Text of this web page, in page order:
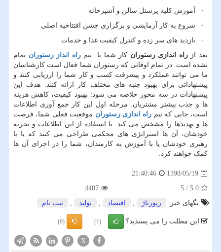
· آموزش کلیه پرسنل سالن و آشپزخانه
· شروع به کار آزمایشی و برگزاری جشن افتتاحیه اصلی
· بازدید های سر زده و کنترل کیفیت غذا و خدمات
بعد ازراه اندازی رستوران کار شما با تیمراه انداز رستوران تمام
نشده است. در تمام اوقاتی که رستوران شما فعال است کارشناسان
ما می توانند عملکرد و پیشرفت کسب و کار شما را ارزیابی کنند و
پیشنهاداتی برای بهبود جنبه های مختلف کار ارائه کنند. هدف این
پیشنهادات در سه محور خلاصه می شود: بهبود کیفیت، کاهش هزینه
ها و جذب بیشتر مشتریان. مرحله اول این کار جمع آوری اطلاعات
است، جایی که تیم راه اندازی رستوران موقعیت فعلی شما، فرصت
ها و تهدیدها را مشخص می کند. با استفاده از این اطلاعات و تجربه
خودشان، آن ها استراتژی های محکمی طراحی می کنند که یا با
رهبری خودشان یا با آموزش به کارمندان، شما را در اجرای آن ها
کمک خواهند کرد.
1398/05/19
21:40:46
5.0
/
5
4407
تگهای خبر:
رپورتاژ , اقتصاد , تولید , ثبت نام
این مطلب را می پسندید؟ (1)
(0)
X